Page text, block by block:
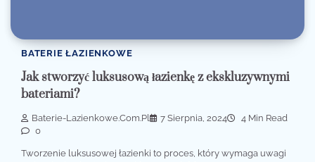
BATERIE ŁAZIENKOWE
Jak stworzyć luksusową łazienkę z ekskluzywnymi
bateriami?
Baterie-Lazienkowe.com.pl 7 Sierpnia, 2024
4 Min Read
0
Tworzenie luksusowej łazienki to proces, który wymaga uwagi